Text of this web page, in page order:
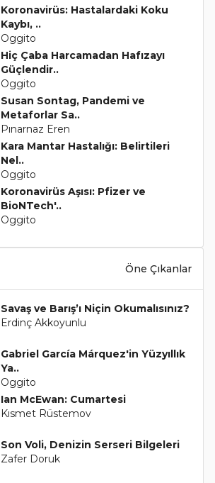
Koronavirüs: Hastalardaki Koku
Kaybı, ..
Oggito
Hiç Çaba Harcamadan Hafızayı
Güçlendir..
Oggito
Susan Sontag, Pandemi ve
Metaforlar Sa..
Pınarnaz Eren
Kara Mantar Hastalığı: Belirtileri
Nel..
Oggito
Koronavirüs Aşısı: Pfizer ve
BioNTech'..
Oggito
Öne Çıkanlar
Savaş ve Barış’ı Niçin Okumalısınız?
Erdinç Akkoyunlu
Gabriel García Márquez'in Yüzyıllık
Ya..
Oggito
Ian McEwan: Cumartesi
Kısmet Rüstemov
Son Voli, Denizin Serseri Bilgeleri
Zafer Doruk